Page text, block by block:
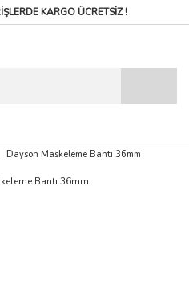
KARGO ÜCRETSİZ !
Dayson Maskeleme Bantı 36mm